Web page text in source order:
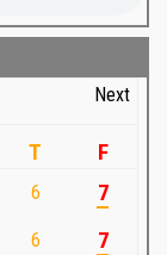
Next
T F
6 7
6 7